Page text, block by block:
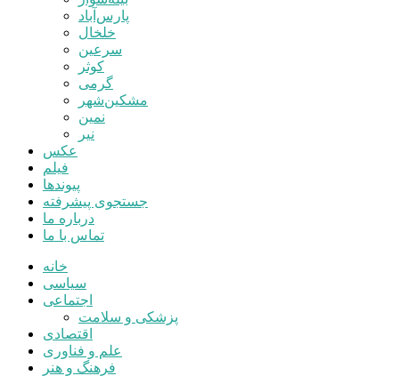
پارس‌آباد
خلخال
سرعین
کوثر
گرمی
مشکین‌شهر
نمین
نیر
عکس
فیلم
پیوندها
جستجوی پیشرفته
درباره ما
تماس با ما
خانه
سیاسی
اجتماعی
پزشکی و سلامت
اقتصادی
علم و فناوری
فرهنگ و هنر